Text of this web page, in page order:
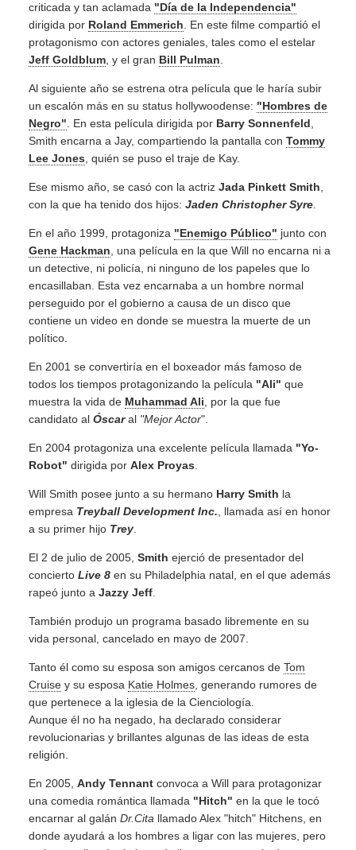
criticada y tan aclamada "Día de la Independencia"
dirigida por Roland Emmerich . En este filme compartió el
protagonismo con actores geniales, tales como el estelar
Jeff Goldblum , y el gran Bill Pulman
Al siguiente año se estrena otra película que le haría subir
un escalón más en su status hollywoodense: "Hombres de
Negro" . En esta película dirigida por Barry Sonnenfeld
Smith encarna a Jay, compartiendo la pantalla con Tommy
Lee Jones , quién se puso el traje de Kay.
Ese mismo año, se casó con la actriz Jada Pinkett Smith
con la que ha tenido dos hijos: Jaden Christopher Syre
En el año 1999, protagoniza "Enemigo Público" junto con
Gene Hackman , una película en la que Will no encarna ni a
un detective, ni policía, ni ninguno de los papeles que lo
encasillaban. Esta vez encarnaba a un hombre normal
perseguido por el gobierno a causa de un disco que
contiene un video en donde se muestra la muerte de un
político.
En 2001 se convertiría en el boxeador más famoso de
todos los tiempos protagonizando la película "Ali" que
muestra la vida de Muhammad Ali , por la que fue
candidato al Óscaral "Mejor Actor".
En 2004 protagoniza una excelente película llamada "Yo-
Robot" dirigida por Alex Proyas
Will Smith posee junto a su hermano Harry Smith la
empresa Treyball Development Inc. , llamada así en honor
a su primer hijo Trey
El 2 de julio de 2005, Smith ejerció de presentador del
concierto Live 8 en su Philadelphia natal, en el que además
rapeó junto a Jazzy Jeff
También produjo un programa basado libremente en su
vida personal, cancelado en mayo de 2007.
Tanto él como su esposa son amigos cercanos de Tom
Cruise y su esposa Katie Holmes , generando rumores de
que pertenece a la iglesia de la Cienciología.
Aunque él no ha negado, ha declarado considerar
revolucionarias y brillantes algunas de las ideas de esta
religión.
En 2005, Andy Tennant convoca a Will para protagonizar
una comedia romántica llamada "Hitch" en la que le tocó
encarnar al galán Dr.Cita llamado Alex "hitch" Hitchens, en
donde ayudará a los hombres a ligar con las mujeres, pero